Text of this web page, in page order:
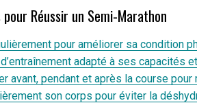
Réussir un Semi-Marathon
pour améliorer sa condition
adapté à ses capacités
avant, pendant et après la course
son corps pour éviter la